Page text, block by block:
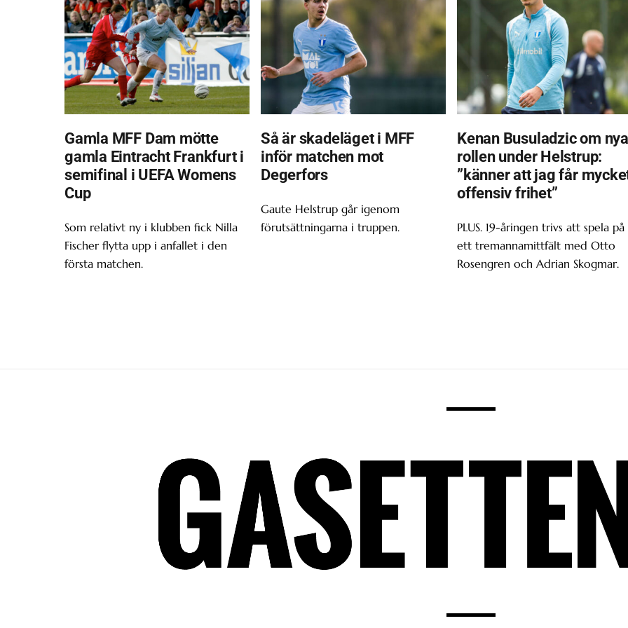
Gamla MFF Dam mötte
gamla Eintracht Frankfurt i
semifinal i UEFA Womens
Cup
Som relativt ny i klubben fick Nilla
Fischer flytta upp i anfallet i den
första matchen.
Så är skadeläget i MFF
inför matchen mot
Degerfors
Gaute Helstrup går igenom
förutsättningarna i truppen.
Kenan Busuladzic om nya
rollen under Helstrup:
”känner att jag får
offensiv frihet”
PLUS. 19-åringen trivs att spela på
ett tremannamittfält med Otto
Rosengren och Adrian Skogmar.